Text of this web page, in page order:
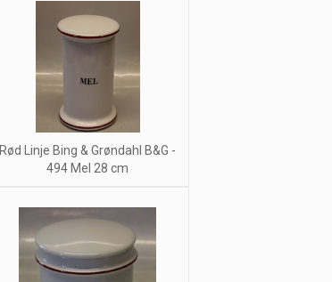
Rød Linje Bing & Grøndahl B&G -
494 Mel 28 cm